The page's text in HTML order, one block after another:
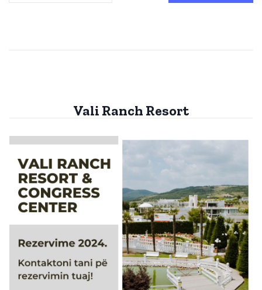
Vali Ranch Resort